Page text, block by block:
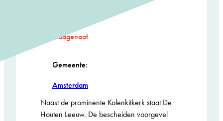
Stadgenoot
Gemeente:
Amsterdam
Naast de prominente Kolenkitkerk staat De
Houten Leeuw. De bescheiden voorgevel